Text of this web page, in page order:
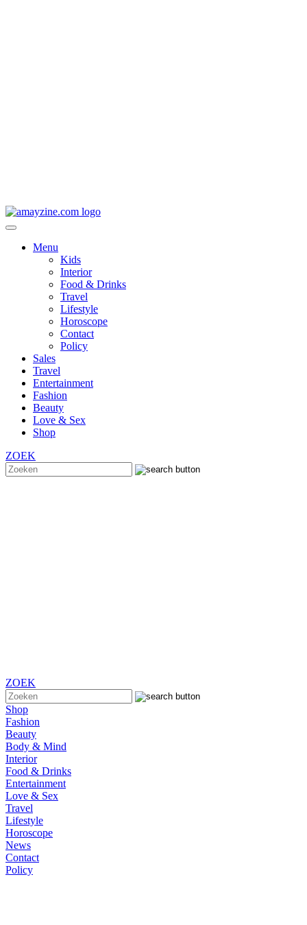
Menu
Kids
Interior
Food & Drinks
Travel
Lifestyle
Horoscope
Contact
Policy
Sales
Travel
Entertainment
Fashion
Beauty
Love & Sex
Shop
ZOEK
ZOEK
Shop
Fashion
Beauty
Body & Mind
Interior
Food & Drinks
Entertainment
Love & Sex
Travel
Lifestyle
Horoscope
News
Contact
Policy